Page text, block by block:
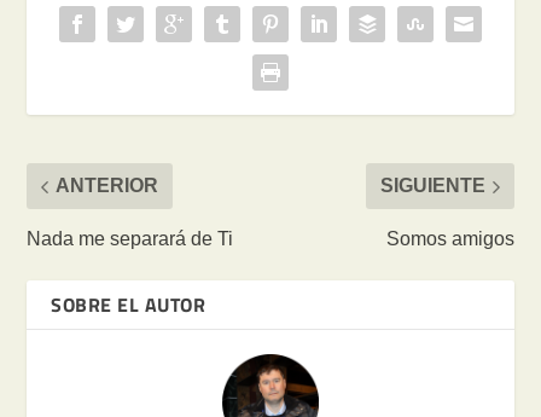
ANTERIOR
Nada me separará de Ti
SIGUIENTE
Somos amigos
SOBRE EL AUTOR